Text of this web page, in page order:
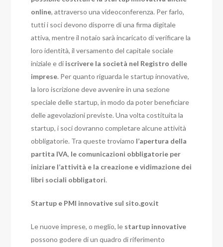
online, attraverso una videoconferenza. Per farlo,
tutti i soci devono disporre di una firma digitale
attiva, mentre il notaio sarà incaricato di verificare la
loro identità, il versamento del capitale sociale
iniziale e di iscrivere la società nel Registro delle
imprese. Per quanto riguarda le startup innovative,
la loro iscrizione deve avvenire in una sezione
speciale delle startup, in modo da poter beneficiare
delle agevolazioni previste. Una volta costituita la
startup, i soci dovranno completare alcune attività
obbligatorie. Tra queste troviamo l’apertura della
partita IVA, le comunicazioni obbligatorie per
iniziare l’attività e la creazione e vidimazione dei
libri sociali obbligatori.
Startup e PMI innovative sul sito.gov.it
Le nuove imprese, o meglio, le startup innovative
possono godere di un quadro di riferimento